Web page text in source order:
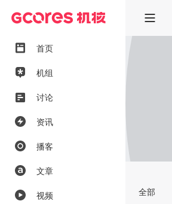
首页
机组
讨论
资讯
播客
文章
视频 全部